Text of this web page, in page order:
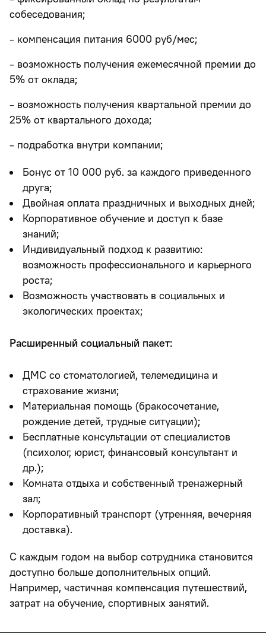
собеседования;
- компенсация питания 6000 руб/мес;
- возможность получения ежемесячной премии до
5% от оклада;
- возможность получения квартальной премии до
25% от квартального дохода;
- подработка внутри компании;
Бонус от 10 000 руб. за каждого приведенного
друга;
Двойная оплата праздничных и выходных дней;
Корпоративное обучение и доступ к базе
знаний;
Индивидуальный подход к развитию:
возможность профессионального и карьерного
роста;
Возможность участвовать в социальных и
экологических проектах;
Расширенный социальный пакет:
ДМС со стоматологией, телемедицина и
страхование жизни;
Материальная помощь (бракосочетание,
рождение детей, трудные ситуации);
Бесплатные консультации от специалистов
(психолог, юрист, финансовый консультант и
др.);
Комната отдыха и собственный тренажерный
зал;
Корпоративный транспорт (утренняя, вечерняя
доставка).
С каждым годом на выбор сотрудника становится
доступно больше дополнительных опций.
Например, частичная компенсация путешествий,
затрат на обучение, спортивных занятий.